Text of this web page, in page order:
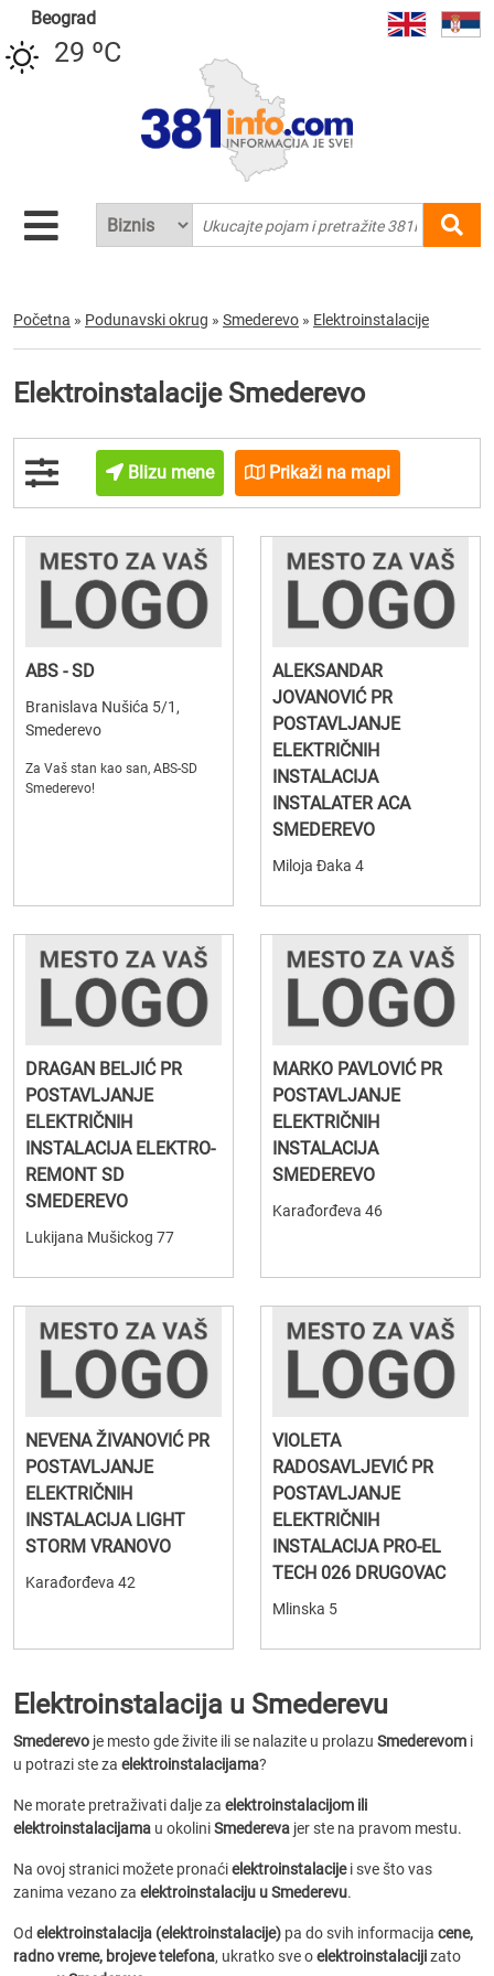
Beograd
29 ºC
Početna » Podunavski okrug » Smederevo » Elektroinstalacije
Elektroinstalacije Smederevo
Blizu mene Prikaži na mapi
ABS - SD
Branislava Nušića 5/1,
Smederevo
Za Vaš stan kao san, ABS-SD
Smederevo!
ALEKSANDAR
JOVANOVIĆ PR
POSTAVLJANJE
ELEKTRIČNIH
INSTALACIJA
INSTALATER ACA
SMEDEREVO
Miloja Đaka 4
DRAGAN BELJIĆ PR
POSTAVLJANJE
ELEKTRIČNIH
INSTALACIJA ELEKTRO-
REMONT SD
SMEDEREVO
Lukijana Mušickog 77
MARKO PAVLOVIĆ PR
POSTAVLJANJE
ELEKTRIČNIH
INSTALACIJA
SMEDEREVO
Karađorđeva 46
NEVENA ŽIVANOVIĆ PR
POSTAVLJANJE
ELEKTRIČNIH
INSTALACIJA LIGHT
STORM VRANOVO
Karađorđeva 42
VIOLETA
RADOSAVLJEVIĆ PR
POSTAVLJANJE
ELEKTRIČNIH
INSTALACIJA PRO-EL
TECH 026 DRUGOVAC
Mlinska 5
Elektroinstalacija u Smederevu
Smederevo je mesto gde živite ili se nalazite u prolazu Smederevom i
u potrazi ste za elektroinstalacijama?
Ne morate pretraživati dalje za elektroinstalacijom ili
elektroinstalacijama u okoliniSmedereva jer ste na pravom mestu.
Na ovoj stranici možete pronaćielektroinstalacijei sve što vas
zanima vezano za elektroinstalaciju u Smederevu.
Od elektroinstalacija (elektroinstalacije) pa do svih informacija cene,
radno vreme, brojeve telefona, ukratko sve oelektroinstalacijizato